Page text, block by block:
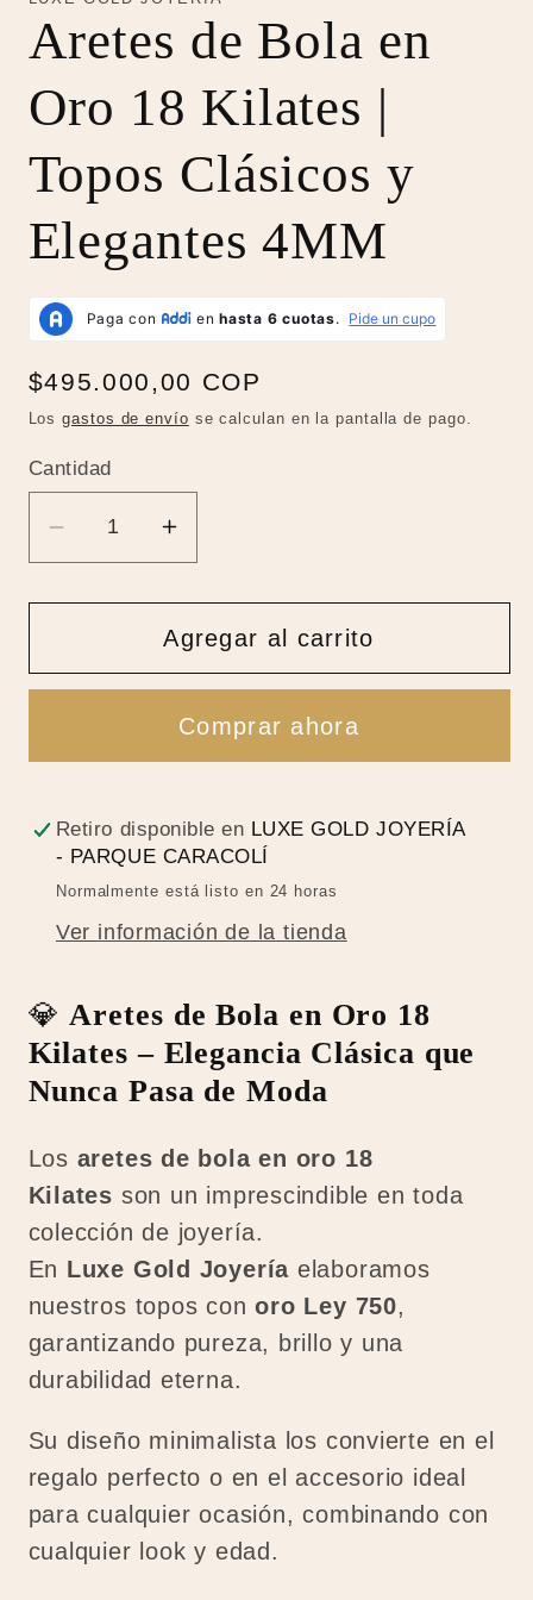
ventana
modal
Aretes de Bola en
Oro 18 Kilates |
Topos Clásicos y
Elegantes 4MM
Precio
habitual
$495.000,00 COP
Losgastos de envío se calculan en la pantalla de pago.
Cantidad
Reducir
cantidad
para
de
Oro
Kilates
|
Topos
Clásicos
4MM
Aumentar
cantidad
para
Aretes
de
en
Oro
Kilates
|
Topos
Clásicos
4MM
Agregar al carrito
Comprar ahora
Retiro disponible en LUXE GOLD JOYERÍA
- PARQUE CARACOLÍ
Normalmente está listo en 24 horas
Ver información de la tienda
💎 Aretes de Bola en Oro 18
Kilates – Elegancia Clásica que
Nunca Pasa de Moda
Los aretes de bola en oro 18
Kilates son un imprescindible en toda
colección de joyería.
En Luxe Gold Joyería elaboramos
nuestros topos conoro Ley 750,
garantizando pureza, brillo y una
durabilidad eterna.
Su diseño minimalista los convierte en el
regalo perfecto o en el accesorio ideal
para cualquier ocasión, combinando con
cualquier look y edad.